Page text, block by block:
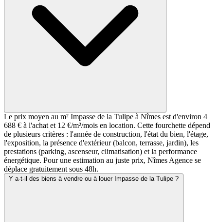
Le prix moyen au m² Impasse de la Tulipe à Nîmes est d'environ 4
688 € à l'achat et 12 €/m²/mois en location. Cette fourchette dépend
de plusieurs critères : l'année de construction, l'état du bien, l'étage,
l'exposition, la présence d'extérieur (balcon, terrasse, jardin), les
prestations (parking, ascenseur, climatisation) et la performance
énergétique. Pour une estimation au juste prix, Nîmes Agence se
déplace gratuitement sous 48h.
Y a-t-il des biens à vendre ou à louer Impasse de la Tulipe ?